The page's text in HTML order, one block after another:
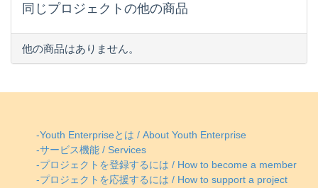
同じプロジェクトの他の商品
他の商品はありません。
-Youth Enterpriseとは / About Youth Enterprise
-サービス機能 / Services
-プロジェクトを登録するには / How to become a member
-プロジェクトを応援するには / How to support a project